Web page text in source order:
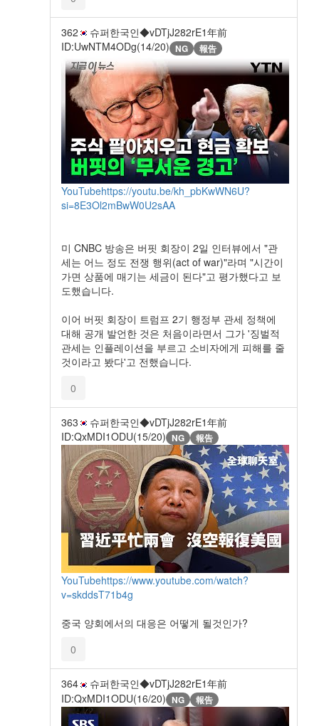
362 슈퍼한국인◆vDTjJ282rE1年前
ID:UwNTM4ODg(14/20) NG 報告
YouTubehttps://youtu.be/kh_pbKwWN6U?
si=8E3Ol2mBwW0U2sAA
미 CNBC 방송은 버핏 회장이 2일 인터뷰에서 "관
세는 어느 정도 전쟁 행위(act of war)"라며 "시간이
가면 상품에 매기는 세금이 된다"고 평가했다고 보
도했습니다.
이어 버핏 회장이 트럼프 2기 행정부 관세 정책에
대해 공개 발언한 것은 처음이라면서 그가 '징벌적
관세는 인플레이션을 부르고 소비자에게 피해를 줄
것이라고 봤다'고 전했습니다.
0
363 슈퍼한국인◆vDTjJ282rE1年前
ID:QxMDI1ODU(15/20) NG 報告
YouTubehttps://www.youtube.com/watch?
v=skddsT71b4g
중국 양회에서의 대응은 어떻게 될것인가?
0
364 슈퍼한국인◆vDTjJ282rE1年前
ID:QxMDI1ODU(16/20) NG 報告